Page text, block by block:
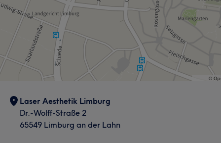
Laser Aesthetik Limburg
Dr.-Wolff-Straße 2
65549 Limburg an der Lahn